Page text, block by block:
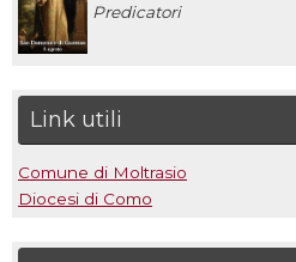
Predicatori
Link utili
Comune di Moltrasio
Diocesi di Como